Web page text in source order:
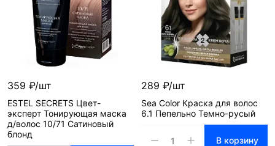
359 ₽/шт
ESTEL SECRETS Цвет-
эксперт Тонирующая маска
д/волос 10/71 Сатиновый
блонд
289 ₽/шт
Sea Color Краска для волос
6.1 Пепельно Темно-русый
В корзину